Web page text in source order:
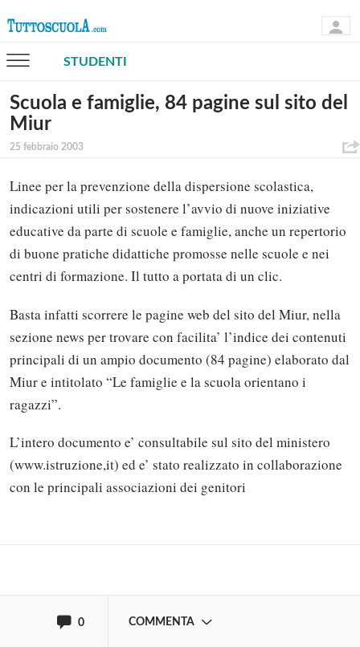
STUDENTI
Scuola e famiglie, 84 pagine sul sito del
Miur
25 febbraio 2003
Linee per la prevenzione della dispersione scolastica,
indicazioni utili per sostenere l’avvio di nuove iniziative
educative da parte di scuole e famiglie, anche un repertorio
di buone pratiche didattiche promosse nelle scuole e nei
centri di formazione. Il tutto a portata di un clic.
Basta infatti scorrere le pagine web del sito del Miur, nella
sezione news per trovare con facilita’ l’indice dei contenuti
principali di un ampio documento (84 pagine) elaborato dal
Miur e intitolato “Le famiglie e la scuola orientano i
ragazzi”.
L’intero documento e’ consultabile sul sito del ministero
(www.istruzione,it) ed e’ stato realizzato in collaborazione
con le principali associazioni dei genitori
0 COMMENTA
Solo gli utenti registrati possono
commentare!